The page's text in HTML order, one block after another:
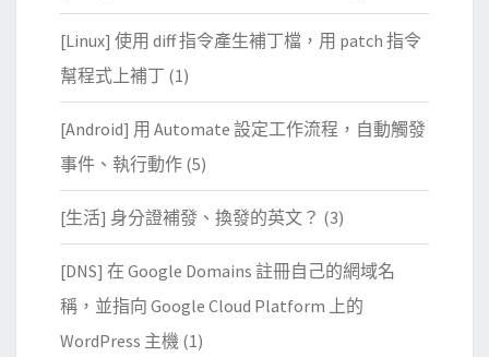
[Linux] 使用 diff 指令產生補丁檔，用 patch 指令
幫程式上補丁 (1)
[Android] 用 Automate 設定工作流程，自動觸發
事件、執行動作 (5)
[生活] 身分證補發、換發的英文？ (3)
[DNS] 在 Google Domains 註冊自己的網域名
稱，並指向 Google Cloud Platform 上的
WordPress 主機 (1)